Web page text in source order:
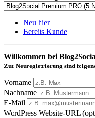
Neu hier
Bereits Kunde
Willkommen bei
Zur Neuregistrierung sind
Vorname
Nachname
E-Mail
WordPress Website-URL